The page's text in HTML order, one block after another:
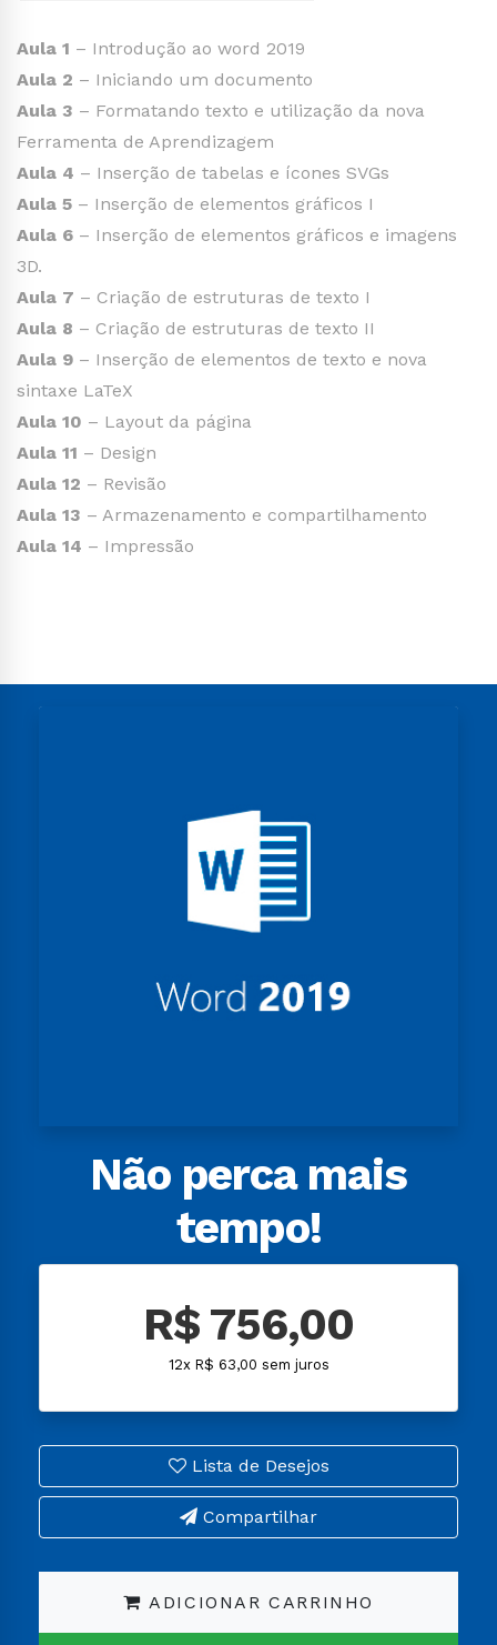
Aula 1 – Introdução ao word 2019
Aula 2 – Iniciando um documento
Aula 3 – Formatando texto e utilização da nova
Ferramenta de Aprendizagem
Aula 4 – Inserção de tabelas e ícones SVGs
Aula 5 – Inserção de elementos gráficos I
Aula 6 – Inserção de elementos gráficos e imagens
3D.
Aula 7 – Criação de estruturas de texto I
Aula 8 – Criação de estruturas de texto II
Aula 9 – Inserção de elementos de texto e nova
sintaxe LaTeX
Aula 10 – Layout da página
Aula 11 – Design
Aula 12 – Revisão
Aula 13 – Armazenamento e compartilhamento
Aula 14 – Impressão
Não perca mais
tempo!
R$ 756,00
12x R$ 63,00 sem juros
Lista de Desejos
Compartilhar
ADICIONAR CARRINHO